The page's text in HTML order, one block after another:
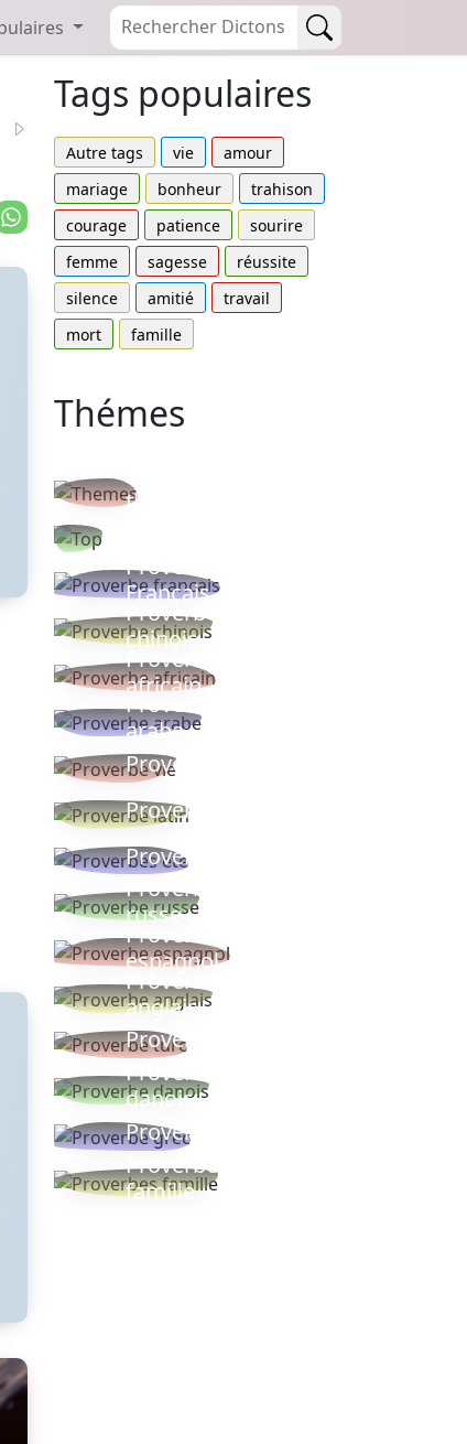
Tags populaires
Autre tags vie
amour
mariage
bonheur
trahison
courage
patience
sourire
femme
sagesse
réussite
silence
amitié
travail
mort
famille
Thémes
thèmes
Proverbe
Français
Proverbe
chinois
Proverbe
africain
Proverbe
arabe
Proverbe vie
Proverbe latin
Proverbes ete
Proverbe
russe
Proverbe
espagnol
Proverbe
anglais
Proverbe turc
Proverbe
danois
Proverbe grec
Proverbes
famille